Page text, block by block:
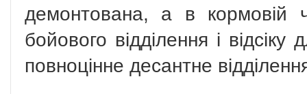
демонтована, а в кормовій
бойового відділення і
повноцінне десантне